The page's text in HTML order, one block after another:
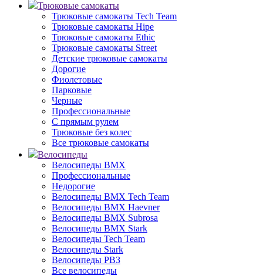
Трюковые самокаты
Трюковые самокаты Tech Team
Трюковые самокаты Hipe
Трюковые самокаты Ethic
Трюковые самокаты Street
Детские трюковые самокаты
Дорогие
Фиолетовые
Парковые
Черные
Профессиональные
С прямым рулем
Трюковые без колес
Все трюковые самокаты
Велосипеды
Велосипеды BMX
Профессиональные
Недорогие
Велосипеды BMX Tech Team
Велосипеды BMX Haevner
Велосипеды BMX Subrosa
Велосипеды BMX Stark
Велосипеды Tech Team
Велосипеды Stark
Велосипеды РВЗ
Все велосипеды